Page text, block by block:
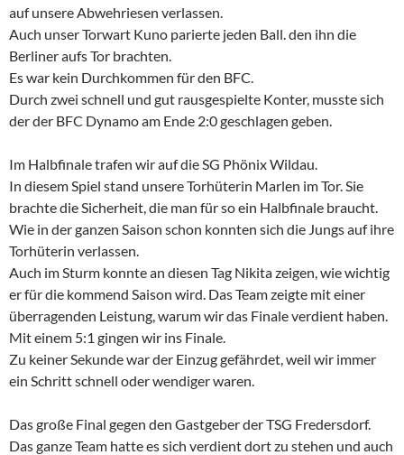
auf unsere Abwehriesen verlassen.
Auch unser Torwart Kuno parierte jeden Ball. den ihn die
Berliner aufs Tor brachten.
Es war kein Durchkommen für den BFC.
Durch zwei schnell und gut rausgespielte Konter, musste sich
der der BFC Dynamo am Ende 2:0 geschlagen geben.
Im Halbfinale trafen wir auf die SG Phönix Wildau.
In diesem Spiel stand unsere Torhüterin Marlen im Tor. Sie
brachte die Sicherheit, die man für so ein Halbfinale braucht.
Wie in der ganzen Saison schon konnten sich die Jungs auf ihre
Torhüterin verlassen.
Auch im Sturm konnte an diesen Tag Nikita zeigen, wie wichtig
er für die kommend Saison wird. Das Team zeigte mit einer
überragenden Leistung, warum wir das Finale verdient haben.
Mit einem 5:1 gingen wir ins Finale.
Zu keiner Sekunde war der Einzug gefährdet, weil wir immer
ein Schritt schnell oder wendiger waren.
Das große Final gegen den Gastgeber der TSG Fredersdorf.
Das ganze Team hatte es sich verdient dort zu stehen und auch